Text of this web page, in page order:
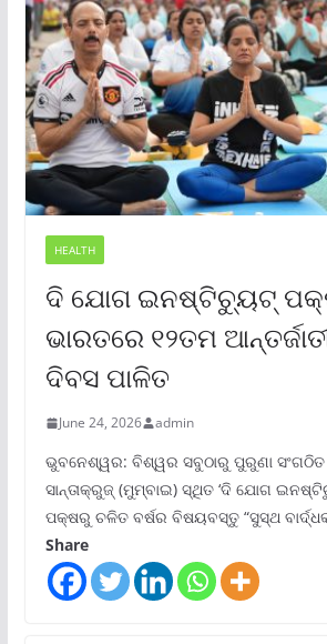
HEALTH
ଦି ଯୋଗ ଇନଷ୍ଟିଚ୍ୟୁଟ୍
ଭାରତରେ ୧୨ତମ
ଦିବସ ପାଳିତ
June 24, 2026 admin
ଭୁବନେଶ୍ୱର: ବିଶ୍ୱର ସବୁଠାରୁ ପୁରୁଣା
ସାନ୍ତାକ୍ରୁଜ୍ (ମୁମ୍ବାଇ) ସ୍ଥିତ ‘ଦି ଯୋଗ
ପକ୍ଷରୁ ଚଳିତ ବର୍ଷର ବିଷୟବସ୍ତୁ “ସୁସ୍ଥ
Share